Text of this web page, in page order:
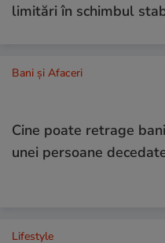
limitări în schimbul
Bani și Afaceri
Cine poate retrage
unei persoane
Lifestyle